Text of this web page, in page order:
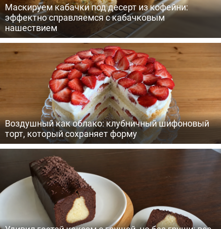
Маскируем кабачки под десерт из кофейни:
эффектно справляемся с кабачковым
нашествием
Воздушный как облако: клубничный шифоновый
торт, который сохраняет форму